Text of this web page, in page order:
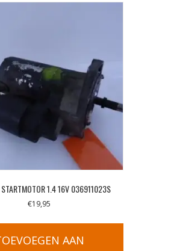
1.4 16V 036911023S
€19,95
AAN